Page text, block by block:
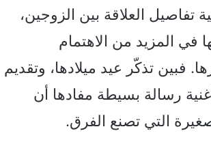
تفاصيل العلاقة بين الزوجين،
في المزيد من الاهتمام
فبين تذكّر عيد ميلادها، وتقديم
رسالة بسيطة مفادها أن
التي تصنع الفرق.